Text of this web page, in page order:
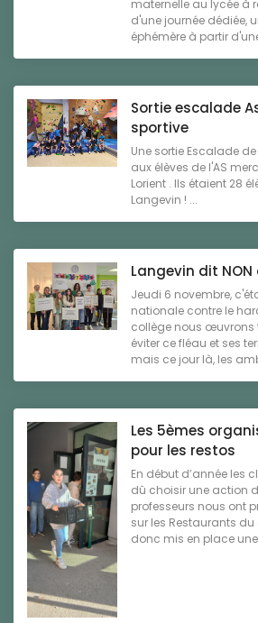
maternelle au lycée à
d'une journée dédiée,
éphémère à partir
Sortie escalade
sportive
Une sortie Escalade
aux élèves de l'AS
Lorient . Ils étaient 28
Langevin ! ...
Langevin dit
Jeudi 6 novembre,
nationale contre le
collège nous œuvrons
éviter ce fléau et ses
mais ce jour là, les
Les 5èmes
pour les restos
En début d’année les
dû choisir une action
professeurs nous ont
sur les Restaurants
donc mis en place